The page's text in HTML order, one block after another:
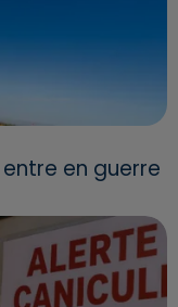
en guerre